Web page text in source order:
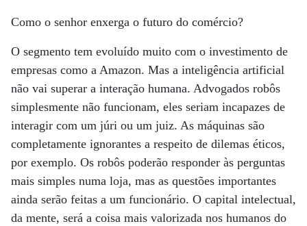
Como o senhor enxerga o futuro do comércio?
O segmento tem evoluído muito com o investimento de
empresas como a Amazon. Mas a inteligência artificial
não vai superar a interação humana. Advogados robôs
simplesmente não funcionam, eles seriam incapazes de
interagir com um júri ou um juiz. As máquinas são
completamente ignorantes a respeito de dilemas éticos,
por exemplo. Os robôs poderão responder às perguntas
mais simples numa loja, mas as questões importantes
ainda serão feitas a um funcionário. O capital intelectual,
da mente, será a coisa mais valorizada nos humanos do